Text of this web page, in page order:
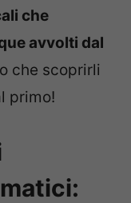
che
avvolti dal
che scoprirli
primo!